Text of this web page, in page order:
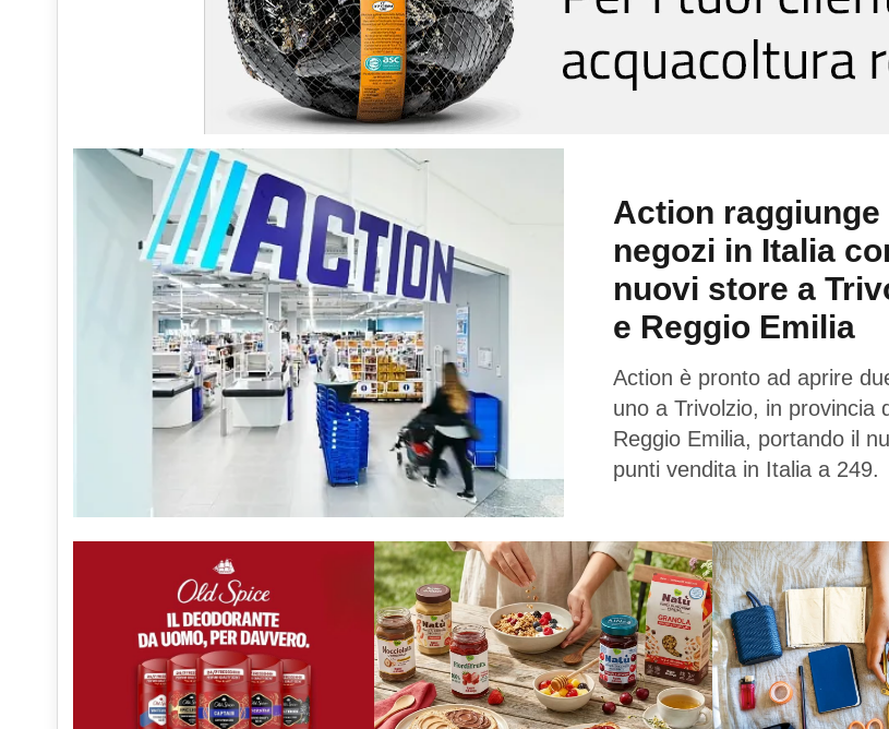
Action raggiunge
negozi in Italia
nuovi store a
e Reggio Emilia
Action è pronto ad aprire
uno a Trivolzio, in provincia
Reggio Emilia, portando il
punti vendita in Italia a 249.